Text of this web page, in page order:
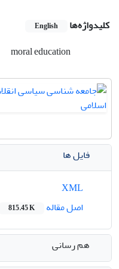
کلیدواژه‌ها English
moral education
فایل ها
اصل مقاله
815.45 K
هم رسانی